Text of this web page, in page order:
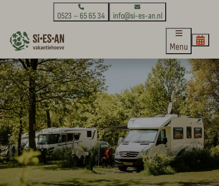
0523 – 65 65 34 info@si-es-an.nl
Menu